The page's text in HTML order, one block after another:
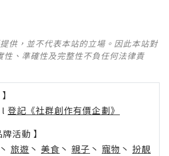
供，並不代表本站的立場。因此本站對
性、準確性及完整性不負任何法律責
l 登記《社群創作有價企劃》
活動 】
丶 旅遊 丶 美食 丶 親子 丶 寵物 丶 扮靚